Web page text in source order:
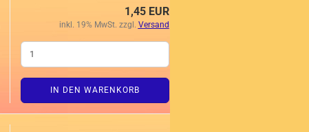
1,45 EUR
inkl. 19% MwSt. zzgl. Versand
IN DEN WARENKORB